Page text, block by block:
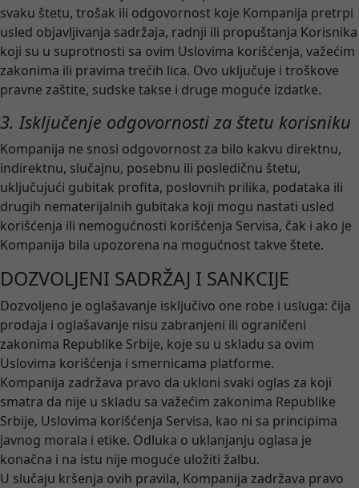
svaku štetu, trošak ili odgovornost koje Kompanija pretrpi
usled objavljivanja sadržaja, radnji ili propuštanja Korisnika
koji su u suprotnosti sa ovim Uslovima korišćenja, važećim
zakonima ili pravima trećih lica. Ovo uključuje i troškove
pravne zaštite, sudske takse i druge moguće izdatke.
3. Isključenje odgovornosti za štetu korisniku
Kompanija ne snosi odgovornost za bilo kakvu direktnu,
indirektnu, slučajnu, posebnu ili posledičnu štetu,
uključujući gubitak profita, poslovnih prilika, podataka ili
drugih nematerijalnih gubitaka koji mogu nastati usled
korišćenja ili nemogućnosti korišćenja Servisa, čak i ako je
Kompanija bila upozorena na mogućnost takve štete.
DOZVOLJENI SADRŽAJ I SANKCIJE
Dozvoljeno je oglašavanje isključivo one robe i usluga: čija
prodaja i oglašavanje nisu zabranjeni ili ograničeni
zakonima Republike Srbije, koje su u skladu sa ovim
Uslovima korišćenja i smernicama platforme.
Kompanija zadržava pravo da ukloni svaki oglas za koji
smatra da nije u skladu sa važećim zakonima Republike
Srbije, Uslovima korišćenja Servisa, kao ni sa principima
javnog morala i etike. Odluka o uklanjanju oglasa je
konačna i na istu nije moguće uložiti žalbu.
U slučaju kršenja ovih pravila, Kompanija zadržava pravo